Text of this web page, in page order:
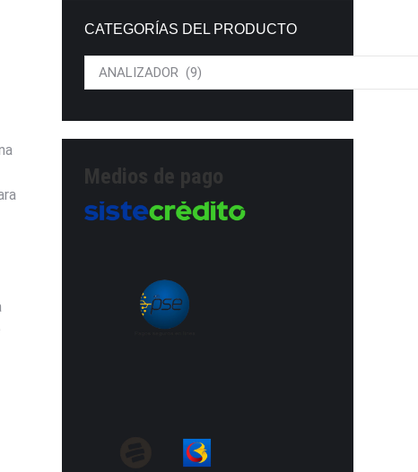
CATEGORÍAS DEL PRODUCTO
Medios de pago